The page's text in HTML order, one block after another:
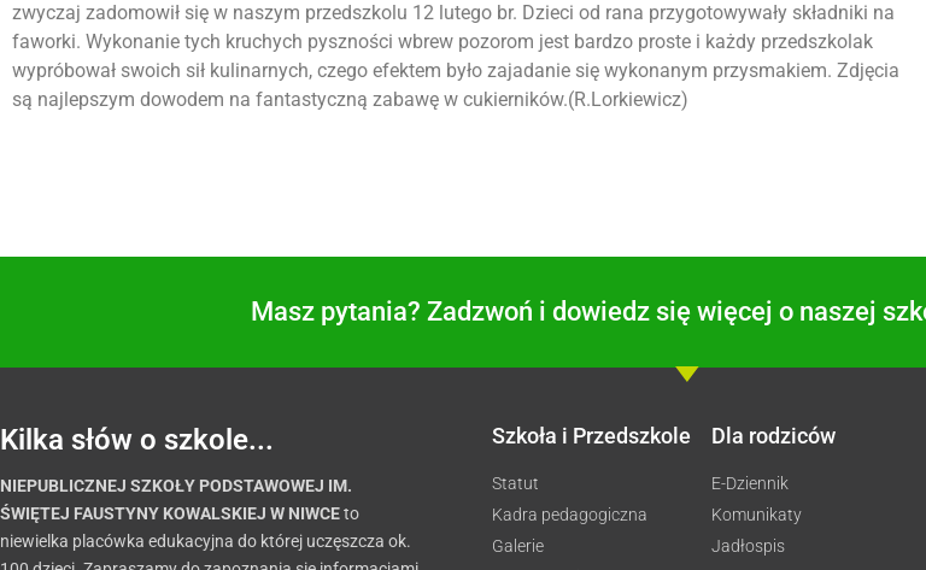
zwyczaj zadomowił się w naszym przedszkolu 12 lutego br. Dzieci od rana przygotowywały składniki na
faworki. Wykonanie tych kruchych pyszności wbrew pozorom jest bardzo proste i każdy przedszkolak
wypróbował swoich sił kulinarnych, czego efektem było zajadanie się wykonanym przysmakiem. Zdjęcia
są najlepszym dowodem na fantastyczną zabawę w cukierników.(R.Lorkiewicz)
Masz pytania? Zadzwoń i dowiedz się więcej o naszej
Kilka słów o szkole...
NIEPUBLICZNEJ SZKOŁY PODSTAWOWEJ IM.
ŚWIĘTEJ FAUSTYNY KOWALSKIEJ W NIWCEto
niewielka placówka edukacyjna do której uczęszcza ok.
Szkoła i Przedszkole
Statut
Kadra pedagogiczna
Galerie
Dla rodziców
E-Dziennik
Komunikaty
Jadłospis